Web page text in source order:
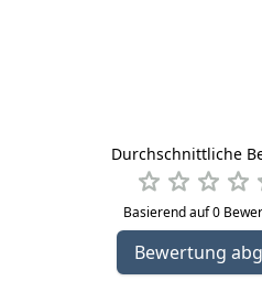
Durchschnittliche
Basierend auf 0
Bewertung